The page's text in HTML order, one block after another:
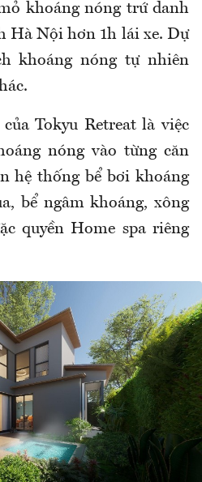
khoáng nóng trứ danh
Hà Nội hơn 1h lái xe. Dự
khoáng nóng tự nhiên
Tokyu Retreat là việc
nóng vào từng căn
hệ thống bể bơi khoáng
bể ngâm khoáng, xông
quyền Home spa riêng